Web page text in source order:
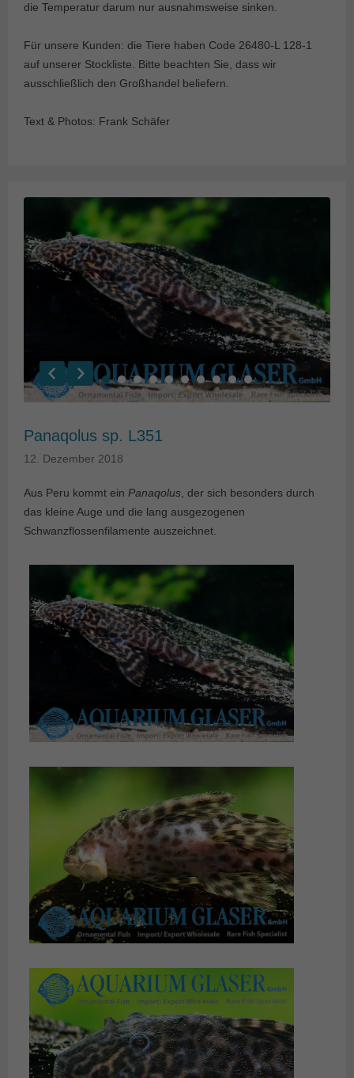
die Temperatur darum nur ausnahmsweise sinken.
Für unsere Kunden: die Tiere haben Code 26480-L 128-1
auf unserer Stockliste. Bitte beachten Sie, dass wir
ausschließlich den Großhandel beliefern.
Text & Photos: Frank Schäfer
Panaqolus sp. L351
12. Dezember 2018
Aus Peru kommt ein Panaqolus, der sich besonders durch
das kleine Auge und die lang ausgezogenen
Schwanzflossenfilamente auszeichnet.